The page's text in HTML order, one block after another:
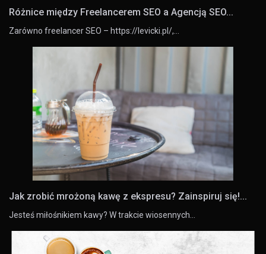
Różnice między Freelancerem SEO a Agencją SEO...
Zarówno freelancer SEO – https://levicki.pl/,…
Jak zrobić mrożoną kawę z ekspresu? Zainspiruj się!...
Jesteś miłośnikiem kawy? W trakcie wiosennych…